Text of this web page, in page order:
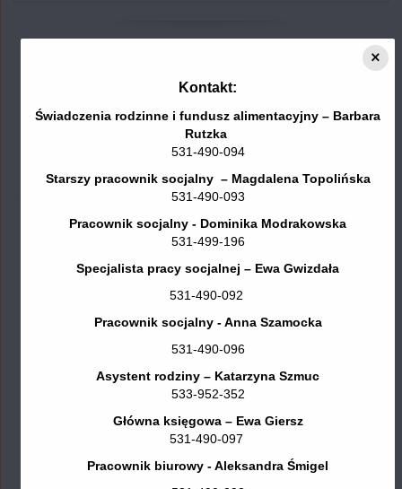
stronie
Dane kontaktowe
GOPS Śliwice
89 - 530 Śliwice
AE:PL-93998-82233-RWAJH-27
Godziny otwarcia:
poniedziałek od 07:00 do 15:00
×
Kontakt:
Świadczenia rodzinne i fundusz alimentacyjny – Barbara
Rutzka
531-490-094
Starszy pracownik socjalny – Magdalena Topolińska
531-490-093
Pracownik socjalny - Dominika Modrakowska
531-499-196
Specjalista pracy socjalnej – Ewa Gwizdała
531-490-092
Pracownik socjalny - Anna Szamocka
531-490-096
Asystent rodziny – Katarzyna Szmuc
533-952-352
Główna księgowa – Ewa Giersz
531-490-097
Pracownik biurowy - Aleksandra Śmigel